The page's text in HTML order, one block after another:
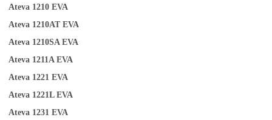
Ateva 1210 EVA
Ateva 1210AT EVA
Ateva 1210SA EVA
Ateva 1211A EVA
Ateva 1221 EVA
Ateva 1221L EVA
Ateva 1231 EVA